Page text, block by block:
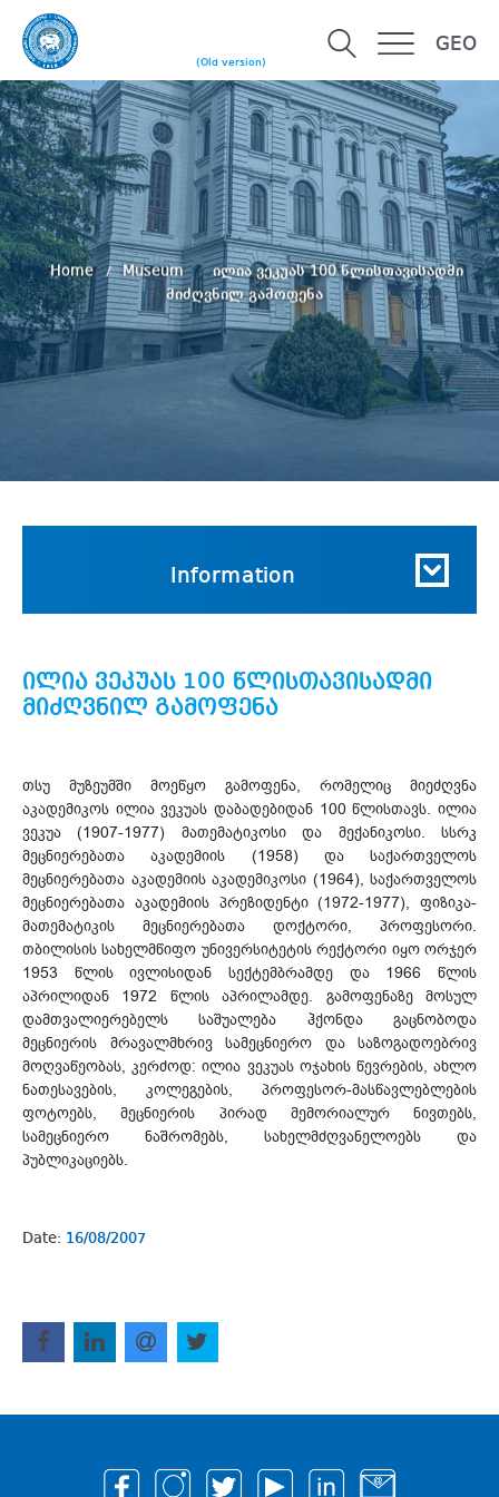
(Old version)
GEO
Home Museum
ილია ვეკუას 100 წლისთავისადმი
მიძღვნილ გამოფენა
Information
ილია ვეკუას 100 წლისთავისადმი
მიძღვნილ გამოფენა
თსუ მუზეუმში მოეწყო გამოფენა, რომელიც მიეძღვნა
აკადემიკოს ილია ვეკუას დაბადებიდან 100 წლისთავს. ილია
ვეკუა (1907-1977) მათემატიკოსი და მექანიკოსი. სსრკ
მეცნიერებათა აკადემიის (1958) და საქართველოს
მეცნიერებათა აკადემიის აკადემიკოსი (1964), საქართველოს
მეცნიერებათა აკადემიის პრეზიდენტი (1972-1977), ფიზიკა-
მათემატიკის მეცნიერებათა დოქტორი, პროფესორი.
თბილისის სახელმწიფო უნივერსიტეტის რექტორი იყო ორჯერ
1953 წლის ივლისიდან სექტემბრამდე და 1966 წლის
აპრილიდან 1972 წლის აპრილამდე. გამოფენაზე მოსულ
დამთვალიერებელს საშუალება ჰქონდა გაცნობოდა
მეცნიერის მრავალმხრივ სამეცნიერო და საზოგადოებრივ
მოღვაწეობას, კერძოდ: ილია ვეკუას ოჯახის წევრების, ახლო
ნათესავების, კოლეგების, პროფესორ-მასწავლებლების
ფოტოებს, მეცნიერის პირად მემორიალურ ნივთებს,
სამეცნიერო ნაშრომებს, სახელმძღვანელოებს და
პუბლიკაციებს.
Date: 16/08/2007